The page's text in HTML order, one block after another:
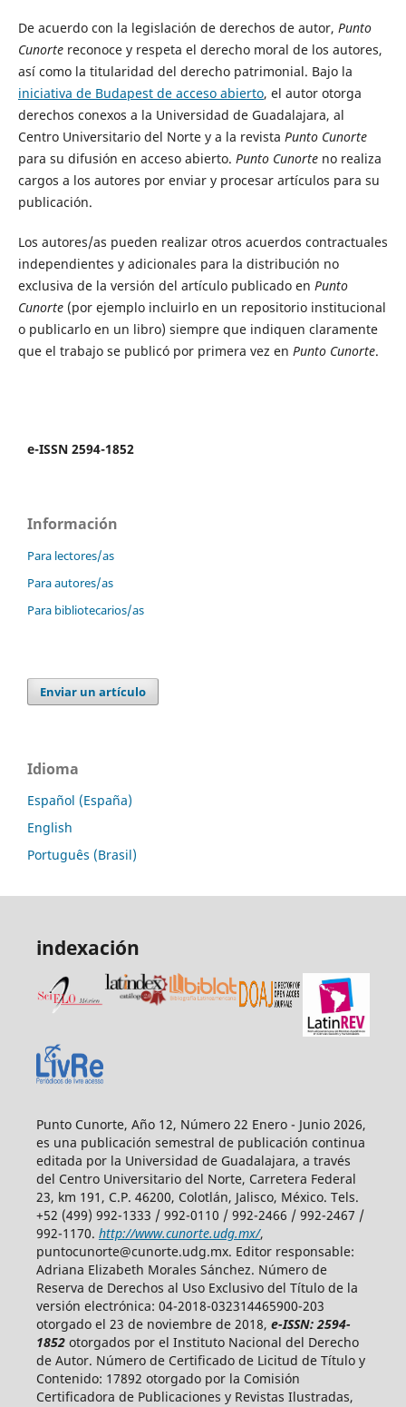
De acuerdo con la legislación de derechos de autor, Punto
Cunortereconoce y respeta el derecho moral de los autores,
así como la titularidad del derecho patrimonial. Bajo la
iniciativa de Budapest de acceso abierto, el autor otorga
derechos conexos a la Universidad de Guadalajara, al
Centro Universitario del Norte y a la revista Punto Cunorte
para su difusión en acceso abierto. Punto Cunorteno realiza
cargos a los autores por enviar y procesar artículos para su
publicación.
Los autores/as pueden realizar otros acuerdos contractuales
independientes y adicionales para la distribución no
exclusiva de la versión del artículo publicado en Punto
Cunorte(por ejemplo incluirlo en un repositorio institucional
o publicarlo en un libro) siempre que indiquen claramente
que el trabajo se publicó por primera vez en Punto Cunorte.
e-ISSN 2594-1852
Información
Para lectores/as
Para autores/as
Para bibliotecarios/as
Enviar un artículo
Idioma
Español (España)
English
Português (Brasil)
indexación
Punto Cunorte, Año 12, Número 22 Enero - Junio 2026,
es una publicación semestral de publicación continua
editada por la Universidad de Guadalajara, a través
del Centro Universitario del Norte, Carretera Federal
23, km 191, C.P. 46200, Colotlán, Jalisco, México. Tels.
+52 (499) 992-1333 / 992-0110 / 992-2466 / 992-2467 /
992-1170. http://www.cunorte.udg.mx/,
puntocunorte@cunorte.udg.mx. Editor responsable:
Adriana Elizabeth Morales Sánchez. Número de
Reserva de Derechos al Uso Exclusivo del Título de la
versión electrónica: 04-2018-032314465900-203
otorgado el 23 de noviembre de 2018, e-ISSN: 2594-
1852otorgados por el Instituto Nacional del Derecho
de Autor. Número de Certificado de Licitud de Título y
Contenido: 17892 otorgado por la Comisión
Certificadora de Publicaciones y Revistas Ilustradas,